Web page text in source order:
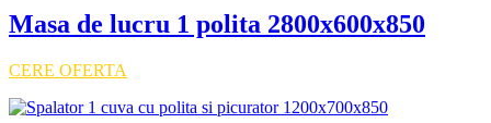
Masa de lucru 1 polita 2800x600x850
CERE OFERTA